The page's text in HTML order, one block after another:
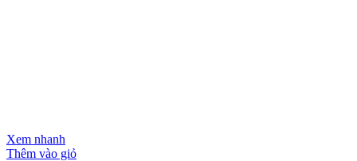
Xem nhanh
Thêm vào giỏ